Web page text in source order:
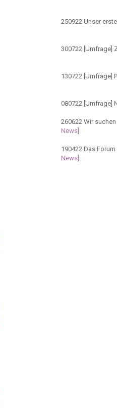
250922 Unser
300722 [Umfrage]
130722 [Umfrage]
080722 [Umfrage]
260622 Wir
News]
190422 Das
News]